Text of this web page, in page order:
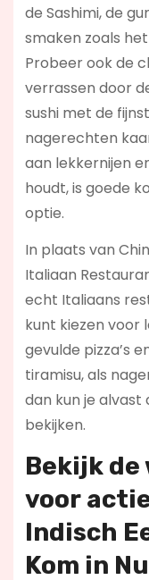
de Sashimi, de
smaken zoals
Probeer ook de
verrassen door
sushi met de
nagerechten
aan lekkernijen
houdt, is goede
optie.
In plaats van
Italiaan
echt Italiaans
kunt kiezen voor
gevulde pizza’s
tiramisu, als
dan kun je
bekijken.
Bekijk de
voor
Indisch
Kom in